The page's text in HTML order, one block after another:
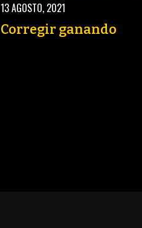
13 AGOSTO, 2021
Corregir ganando